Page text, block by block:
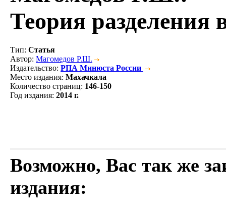
Теория разделения
Тип: Статья
Автор: Магомедов Р.Ш.
Издательство: РПА Минюста России
Место издания: Махачкала
Количество страниц: 146-150
Год издания: 2014 г.
Возможно, Вас так же
издания: